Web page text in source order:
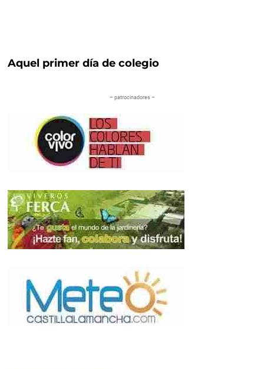
Aquel primer día de colegio
– patrocinadores –